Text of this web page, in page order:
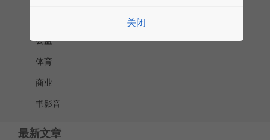
公益
体育
商业
书影音
最新文章
关闭